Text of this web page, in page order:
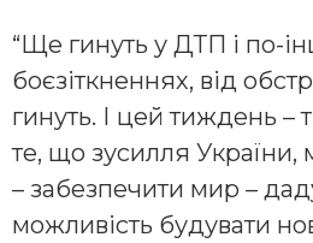
“Ще гинуть у ДТП і по-
боєзіткненнях, від
гинуть. І цей тиждень –
те, що зусилля України,
– забезпечити мир –
можливість будувати